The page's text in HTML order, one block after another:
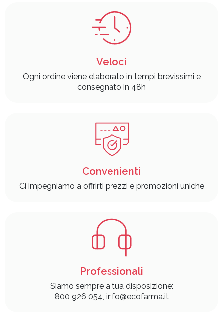
Veloci
Ogni ordine viene elaborato in tempi brevissimi e
consegnato in 48h
Convenienti
Ci impegniamo a offrirti prezzi e promozioni uniche
Professionali
Siamo sempre a tua disposizione:
800 926 054, info@ecofarma.it